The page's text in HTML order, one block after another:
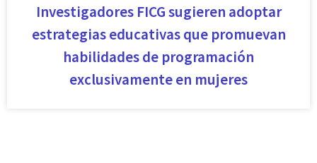
Investigadores FICG sugieren adoptar
estrategias educativas que promuevan
habilidades de programación
exclusivamente en mujeres